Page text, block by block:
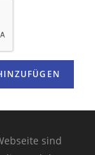
sind